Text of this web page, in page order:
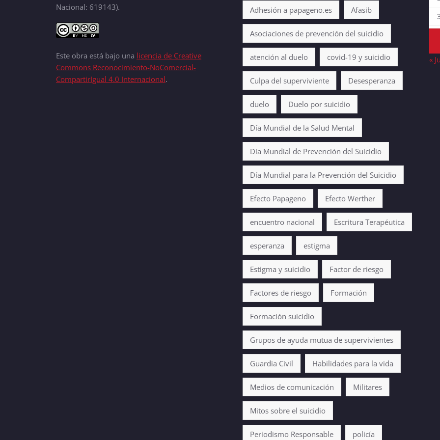
Nacional: 619143).
Este obra está bajo una licencia de Creative
Commons Reconocimiento-NoComercial-
CompartirIgual 4.0 Internacional.
Adhesión a papageno.es Afasib
Asociaciones de prevención del suicidio
atención al duelo covid-19 y suicidio
Culpa del superviviente Desesperanza
duelo Duelo por suicidio
Día Mundial de la Salud Mental
Día Mundial de Prevención del Suicidio
Día Mundial para la Prevención del Suicidio
Efecto Papageno Efecto Werther
encuentro nacional Escritura Terapéutica
esperanza estigma
Estigma y suicidio Factor de riesgo
Factores de riesgo Formación
Formación suicidio
Grupos de ayuda mutua de supervivientes
Guardia Civil Habilidades para la vida
Medios de comunicación Militares
Mitos sobre el suicidio
Periodismo Responsable policía
«